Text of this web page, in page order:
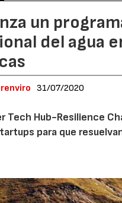
un
del agua
31/07/2020
Tech Hub-Resilience
para que